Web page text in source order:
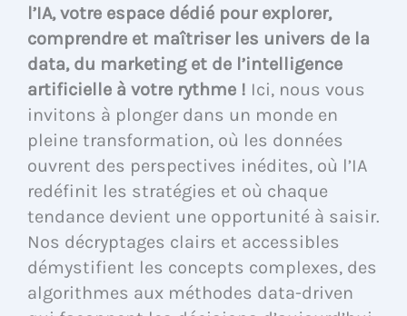
l’IA, votre espace dédié pour explorer,
comprendre et maîtriser les univers de la
data, du marketing et de l’intelligence
artificielle à votre rythme ! Ici, nous vous
invitons à plonger dans un monde en
pleine transformation, où les données
ouvrent des perspectives inédites, où l’IA
redéfinit les stratégies et où chaque
tendance devient une opportunité à saisir.
Nos décryptages clairs et accessibles
démystifient les concepts complexes, des
algorithmes aux méthodes data-driven